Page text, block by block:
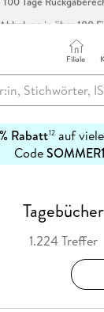
Abholung in über 100
Filiale
Rabatt12auf
Code
Tagebücher
1.224 Treffer